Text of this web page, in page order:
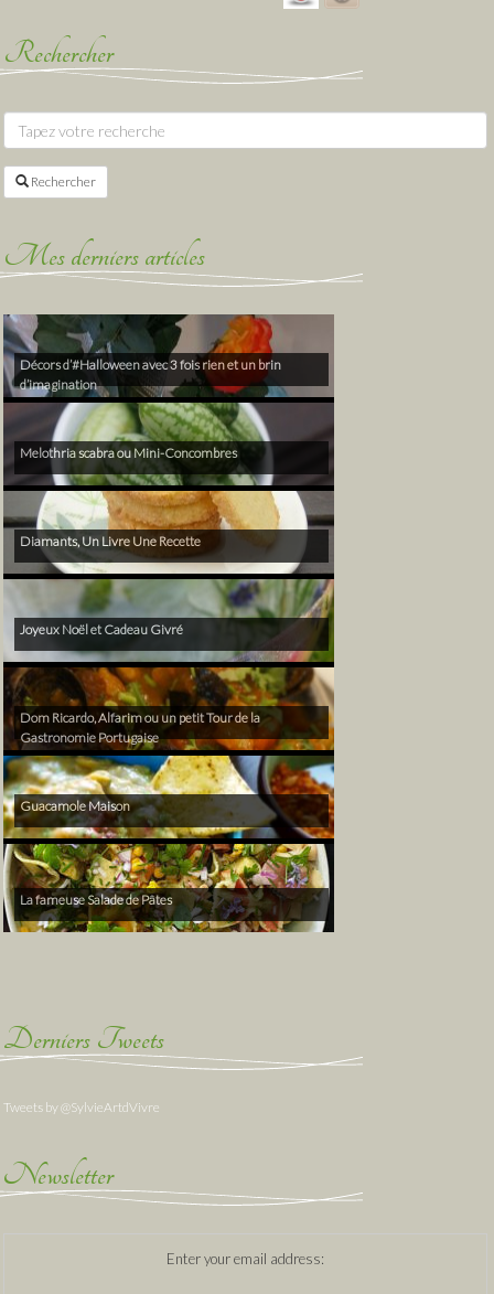
Rechercher
Rechercher
Mes derniers articles
Décors d’#Halloween avec 3 fois rien et un brin
d’imagination
Melothria scabra ou Mini-Concombres
Diamants, Un Livre Une Recette
Joyeux Noël et Cadeau Givré
Dom Ricardo, Alfarim ou un petit Tour de la
Gastronomie Portugaise
Guacamole Maison
La fameuse Salade de Pâtes
Derniers Tweets
Tweets by @SylvieArtdVivre
Newsletter
Enter your email address: